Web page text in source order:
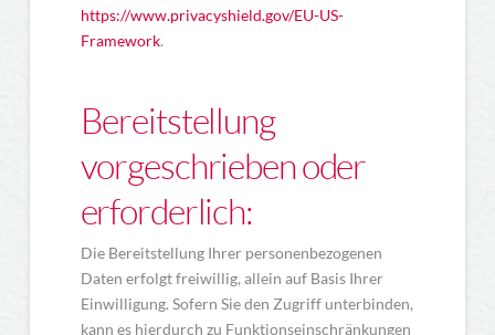
https://www.privacyshield.gov/EU-US-
Framework.
Bereitstellung
vorgeschrieben oder
erforderlich:
Die Bereitstellung Ihrer personenbezogenen
Daten erfolgt freiwillig, allein auf Basis Ihrer
Einwilligung. Sofern Sie den Zugriff unterbinden,
kann es hierdurch zu Funktionseinschränkungen